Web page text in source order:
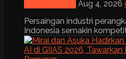
Aug 4, 2026
Persaingan industri
Indonesia semakin